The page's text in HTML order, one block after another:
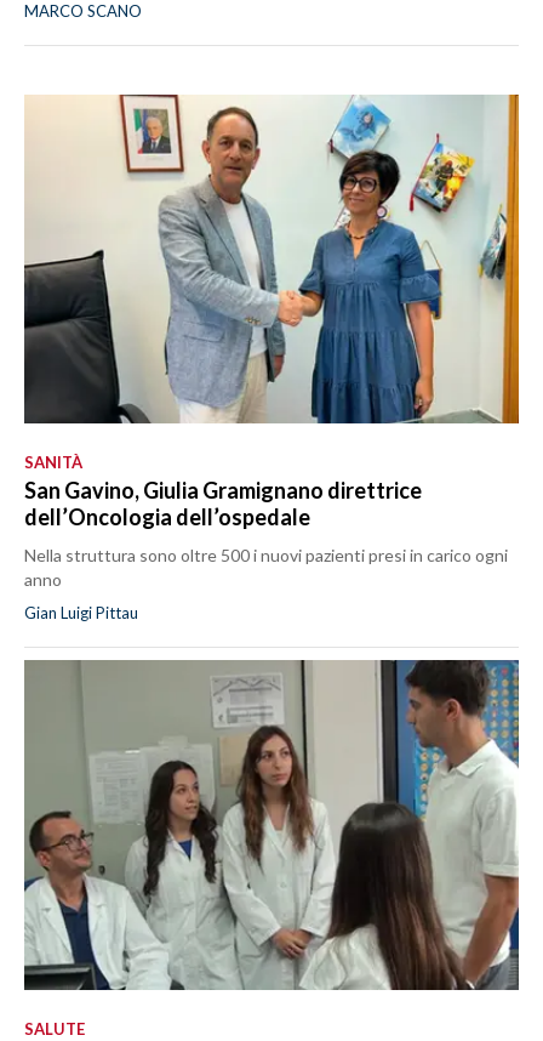
MARCO SCANO
SANITÀ
San Gavino, Giulia Gramignano direttrice
dell’Oncologia dell’ospedale
Nella struttura sono oltre 500 i nuovi pazienti presi in carico ogni
anno
Gian Luigi Pittau
SALUTE